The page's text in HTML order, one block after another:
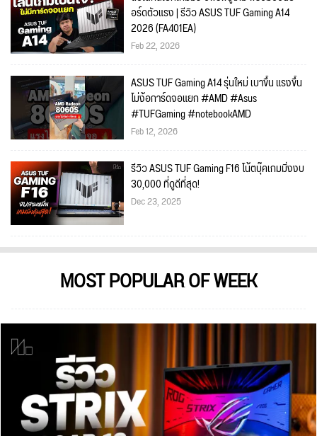
อร์ดตัวแรง | รีวิว ASUS TUF Gaming A14
2026 (FA401EA)
Feb 22, 2026
ASUS TUF Gaming A14 รุ่นใหม่ เบาขึ้น แรงขึ้น
ไม่ง้อการ์ดจอแยก #AMD #Asus
#TUFGaming #notebookAMD
Feb 12, 2026
รีวิว ASUS TUF Gaming F16 โน้ตบุ๊คเกมมิ่งงบ
30,000 ที่ดูดีที่สุด!
Dec 23, 2025
MOST POPULAR OF WEEK